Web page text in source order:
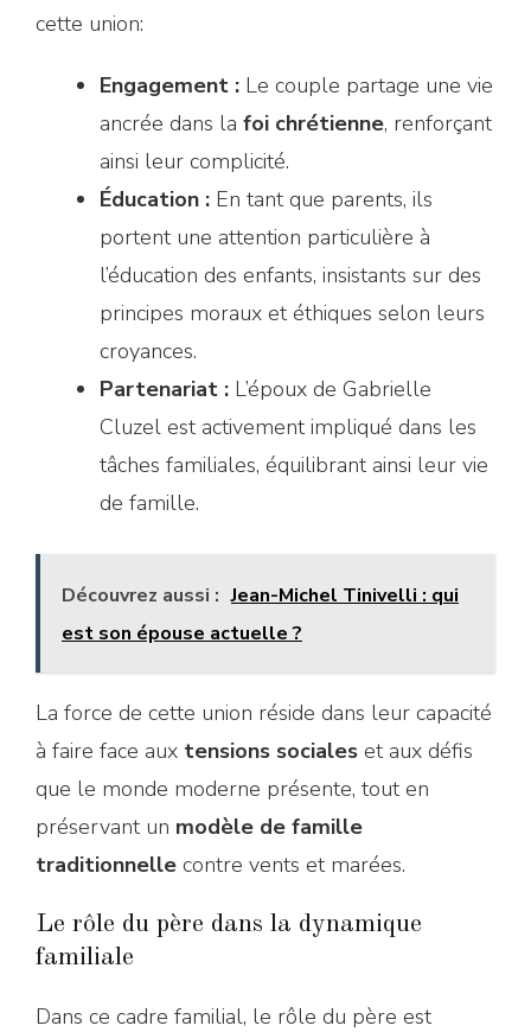
cette union:
Engagement : Le couple partage une vie
ancrée dans la foi chrétienne, renforçant
ainsi leur complicité.
Éducation : En tant que parents, ils
portent une attention particulière à
l’éducation des enfants, insistants sur des
principes moraux et éthiques selon leurs
croyances.
Partenariat : L’époux de Gabrielle
Cluzel est activement impliqué dans les
tâches familiales, équilibrant ainsi leur vie
de famille.
Découvrez aussi : Jean-Michel Tinivelli : qui
est son épouse actuelle ?
La force de cette union réside dans leur capacité
à faire face aux tensions sociales et aux défis
que le monde moderne présente, tout en
préservant un modèle de famille
traditionnelle contre vents et marées.
Le rôle du père dans la dynamique
familiale
Dans ce cadre familial, le rôle du père est